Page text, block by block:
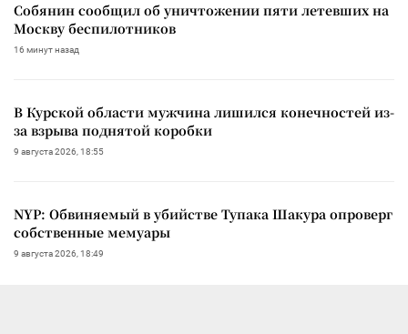
Собянин сообщил об уничтожении пяти летевших на
Москву беспилотников
16 минут назад
В Курской области мужчина лишился конечностей из-
за взрыва поднятой коробки
9 августа 2026, 18:55
NYP: Обвиняемый в убийстве Тупака Шакура опроверг
собственные мемуары
9 августа 2026, 18:49